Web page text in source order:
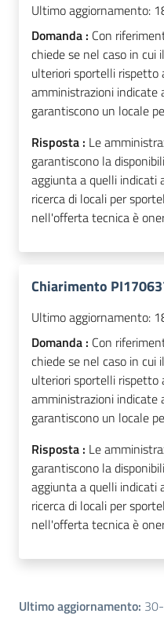
Ultimo aggiornamento:
Domanda : Con
chiede se nel caso in cui
ulteriori sportelli rispetto
amministrazioni indicate
garantiscono un locale
Risposta : Le
garantiscono la
aggiunta a quelli indicati
ricerca di locali per
nell'offerta tecnica è
Chiarimento
Ultimo aggiornamento:
Domanda : Con
chiede se nel caso in cui
ulteriori sportelli rispetto
amministrazioni indicate
garantiscono un locale
Risposta : Le
garantiscono la
aggiunta a quelli indicati
ricerca di locali per
nell'offerta tecnica è
Ultimo aggiornamento: